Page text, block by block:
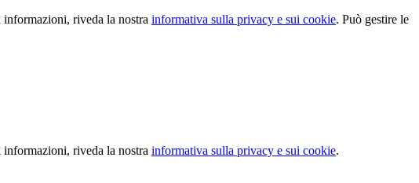
riveda la nostra informativa sulla privacy e sui cookie. Può gestire le
riveda la nostra informativa sulla privacy e sui cookie.